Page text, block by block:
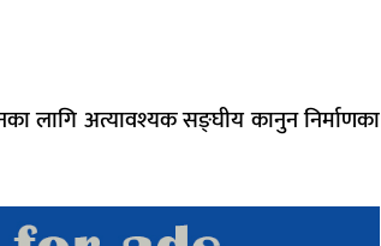
लागिअत्यावश्यकसङ्घीय कानुन निर्माणका